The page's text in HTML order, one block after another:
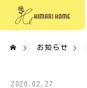
お知らせ
2026.02.27